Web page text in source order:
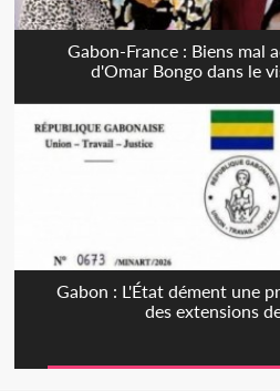
Gabon-France : Biens mal
d'Omar Bongo dans le
Gabon : L'État dément une
des extensions